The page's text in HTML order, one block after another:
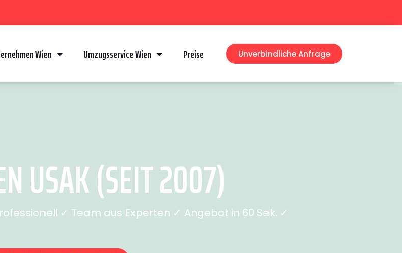
Wien Umzugsservice Wien Preise Unverbindliche Anfrage
USAK (SEIT 2007)
✓ Team aus Experten ✓ Angebot in 60 Sek. ✓